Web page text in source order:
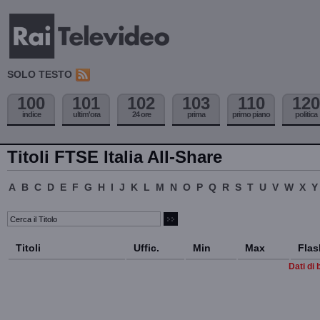
SOLO TESTO
100
indice
101
ultim'ora
102
24 ore
103
prima
110
primo piano
120
politica
Titoli FTSE Italia All-Share
A B C D E F G H I J K L M N O P Q R S T U V W X Y
Titoli Uffic. Min Max
Dati di